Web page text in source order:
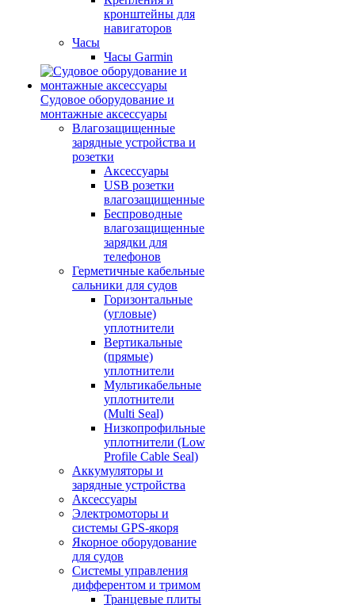
кронштейны для
навигаторов
Часы
Часы Garmin
Судовое оборудование и
монтажные аксессуары
Влагозащищенные
зарядные устройства и
розетки
Аксессуары
USB розетки
влагозащищенные
Беспроводные
влагозащищенные
зарядки для
телефонов
Герметичные кабельные
сальники для судов
Горизонтальные
(угловые)
уплотнители
Вертикальные
(прямые)
уплотнители
Мультикабельные
уплотнители
(Multi Seal)
Низкопрофильные
уплотнители (Low
Profile Cable Seal)
Аккумуляторы и
зарядные устройства
Аксессуары
Электромоторы и
системы GPS-якоря
Якорное оборудование
для судов
Системы управления
дифферентом и тримом
Транцевые плиты